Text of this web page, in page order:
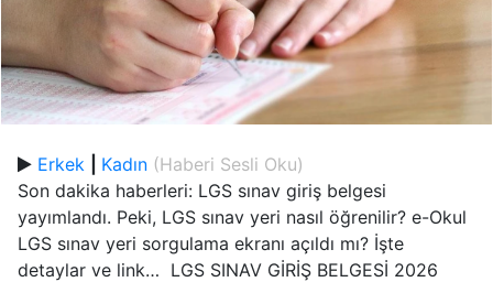
Erkek Kadın (Haberi Sesli Oku)
Son dakika haberleri: LGS sınav giriş belgesi
yayımlandı. Peki, LGS sınav yeri nasıl öğrenilir? e-Okul
LGS sınav yeri sorgulama ekranı açıldı mı? İşte
detaylar ve link… LGS SINAV GİRİŞ BELGESİ 2026